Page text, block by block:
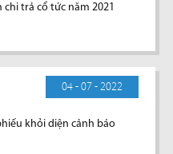
chi trả cổ tức năm 2021
04 - 07 - 2022
khỏi diện cảnh báo